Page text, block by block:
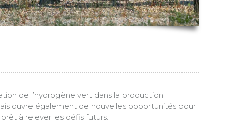
de l’hydrogène vert dans la production
ouvre également de nouvelles opportunités pour
à relever les défis futurs.